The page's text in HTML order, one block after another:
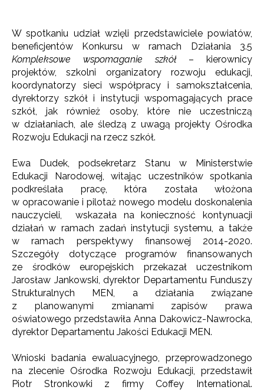
W spotkaniu udział wzięli przedstawiciele powiatów,
beneficjentów Konkursu w ramach Działania 3.5
Kompleksowe wspomaganie szkół– kierownicy
projektów, szkolni organizatory rozwoju edukacji,
koordynatorzy sieci współpracy i samokształcenia,
dyrektorzy szkół i instytucji wspomagających prace
szkół, jak również osoby, które nie uczestniczą
w działaniach, ale śledzą z uwagą projekty Ośrodka
Rozwoju Edukacji na rzecz szkół.
Ewa Dudek, podsekretarz Stanu w Ministerstwie
Edukacji Narodowej, witając uczestników spotkania
podkreślała pracę, która została włożona
w opracowanie i pilotaż nowego modelu doskonalenia
nauczycieli, wskazała na konieczność kontynuacji
działań w ramach zadań instytucji systemu, a także
w ramach perspektywy finansowej 2014-2020.
Szczegóły dotyczące programów finansowanych
ze środków europejskich przekazał uczestnikom
Jarosław Jankowski, dyrektor Departamentu Funduszy
Strukturalnych MEN, a działania związane
z planowanymi zmianami zapisów prawa
oświatowego przedstawiła Anna Dakowicz-Nawrocka,
dyrektor Departamentu Jakości Edukacji MEN.
Wnioski badania ewaluacyjnego, przeprowadzonego
na zlecenie Ośrodka Rozwoju Edukacji, przedstawił
Piotr Stronkowki z firmy Coffey International.